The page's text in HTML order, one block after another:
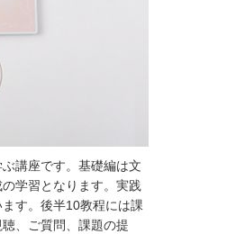
講座です。基礎編は文
学習となります。実践
す。後半10教程には課
、ご質問、課題の提